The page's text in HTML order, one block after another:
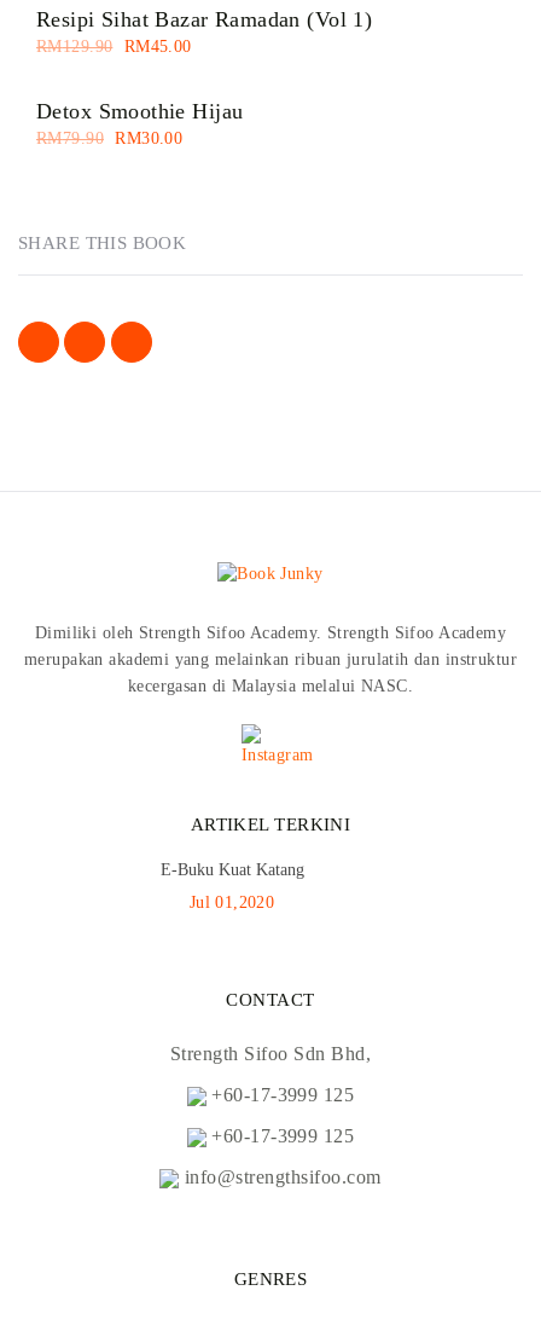
Resipi Sihat Bazar Ramadan (Vol 1)
RM129.90 RM45.00
Detox Smoothie Hijau
RM79.90 RM30.00
SHARE THIS BOOK
Dimiliki oleh Strength Sifoo Academy. Strength Sifoo Academy
merupakan akademi yang melainkan ribuan jurulatih dan instruktur
kecergasan di Malaysia melalui NASC.
ARTIKEL TERKINI
E-Buku Kuat Katang
Jul 01,2020
CONTACT
Strength Sifoo Sdn Bhd,
+60-17-3999 125
+60-17-3999 125
info@strengthsifoo.com
GENRES